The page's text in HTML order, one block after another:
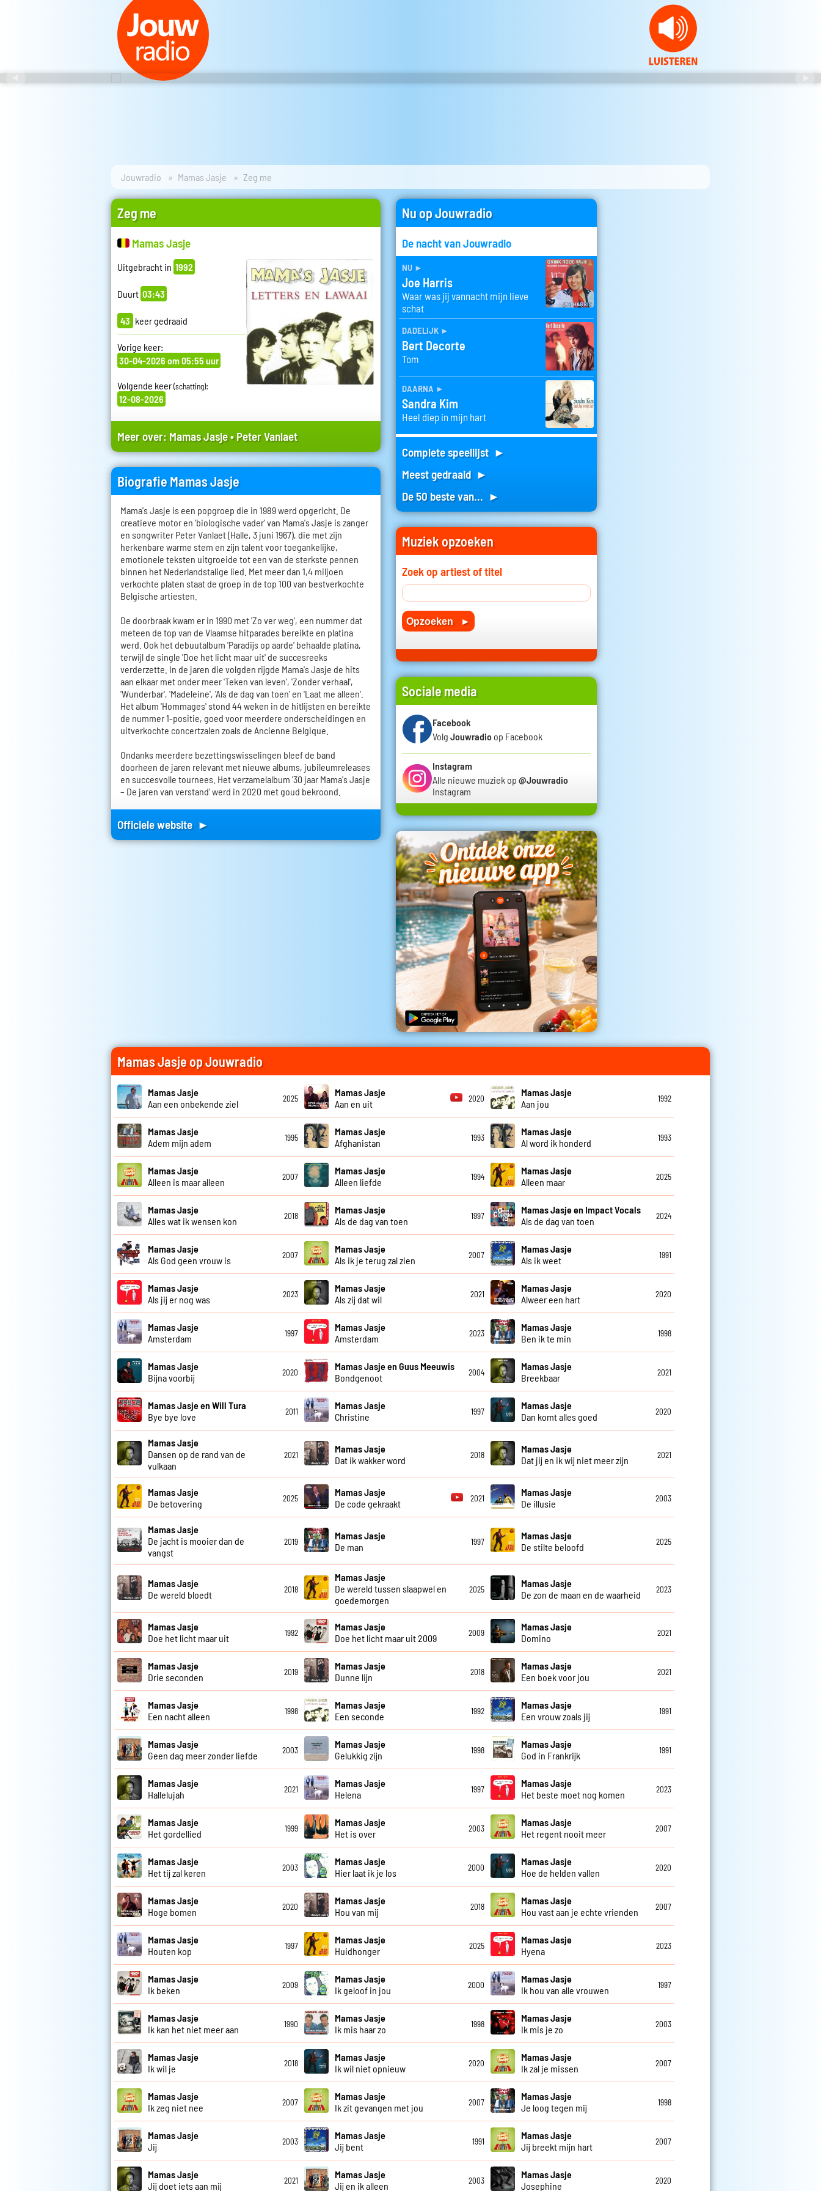
Jouwradio Mamas Jasje Zeg me
Zeg me
Mamas Jasje
Uitgebracht in 1992
Duurt 03:43
43 keer gedraaid
Vorige keer:
30-04-2026 om 05:55 uur
Volgende keer(schatting):
12-08-2026
Meer over: Mamas Jasje•Peter Vanlaet
Biografie Mamas Jasje
Mama's Jasje is een popgroep die in 1989 werd opgericht. De
creatieve motor en 'biologische vader' van Mama's Jasje is zanger
en songwriter Peter Vanlaet (Halle, 3 juni 1967), die met zijn
herkenbare warme stem en zijn talent voor toegankelijke,
emotionele teksten uitgroeide tot een van de sterkste pennen
binnen het Nederlandstalige lied. Met meer dan 1,4 miljoen
verkochte platen staat de groep in de top 100 van bestverkochte
Belgische artiesten.
De doorbraak kwam er in 1990 met 'Zo ver weg', een nummer dat
meteen de top van de Vlaamse hitparades bereikte en platina
werd. Ook het debuutalbum 'Paradijs op aarde' behaalde platina,
terwijl de single 'Doe het licht maar uit' de succesreeks
verderzette. In de jaren die volgden rijgde Mama's Jasje de hits
aan elkaar met onder meer 'Teken van leven', 'Zonder verhaal',
'Wunderbar', 'Madeleine', 'Als de dag van toen' en 'Laat me alleen'.
Het album 'Hommages' stond 44 weken in de hitlijsten en bereikte
de nummer 1-positie, goed voor meerdere onderscheidingen en
uitverkochte concertzalen zoals de Ancienne Belgique.
Ondanks meerdere bezettingswisselingen bleef de band
doorheen de jaren relevant met nieuwe albums, jubileumreleases
en succesvolle tournees. Het verzamelalbum '30 jaar Mama's Jasje
– De jaren van verstand' werd in 2020 met goud bekroond.
Officiele website ►
Nu op Jouwradio
De nacht van Jouwradio
nu ►
Joe Harris
Waar was jij vannacht mijn lieve
schat
dadelijk ►
Bert Decorte
Tom
daarna ►
Sandra Kim
Heel diep in mijn hart
Complete speellijst ►
Meest gedraaid ►
De 50 beste van... ►
Muziek opzoeken
Zoek op artiest of titel
Sociale media
Facebook
Volg Jouwradio op Facebook
Instagram
Alle nieuwe muziek op @Jouwradio
Instagram
Mamas Jasje op Jouwradio
Mamas Jasje
Aan een onbekende ziel
2025
Mamas Jasje
Aan en uit
2020
Mamas Jasje
Aan jou
1992
Mamas Jasje
Adem mijn adem
1995
Mamas Jasje
Afghanistan
1993
Mamas Jasje
Al word ik honderd
1993
Mamas Jasje
Alleen is maar alleen
2007
Mamas Jasje
Alleen liefde
1994
Mamas Jasje
Alleen maar
2025
Mamas Jasje
Alles wat ik wensen kon
2018
Mamas Jasje
Als de dag van toen
1997
Mamas Jasje en Impact Vocals
Als de dag van toen
2024
Mamas Jasje
Als God geen vrouw is
2007
Mamas Jasje
Als ik je terug zal zien
2007
Mamas Jasje
Als ik weet
1991
Mamas Jasje
Als jij er nog was
2023
Mamas Jasje
Als zij dat wil
2021
Mamas Jasje
Alweer een hart
2020
Mamas Jasje
Amsterdam
1997
Mamas Jasje
Amsterdam
2023
Mamas Jasje
Ben ik te min
1998
Mamas Jasje
Bijna voorbij
2020
Mamas Jasje en Guus Meeuwis
Bondgenoot
2004
Mamas Jasje
Breekbaar
2021
Mamas Jasje en Will Tura
Bye bye love
2011
Mamas Jasje
Christine
1997
Mamas Jasje
Dan komt alles goed
2020
Mamas Jasje
Dansen op de rand van de
vulkaan
2021
Mamas Jasje
Dat ik wakker word
2018
Mamas Jasje
Dat jij en ik wij niet meer zijn
2021
Mamas Jasje
De betovering
2025
Mamas Jasje
De code gekraakt
2021
Mamas Jasje
De illusie
2003
Mamas Jasje
De jacht is mooier dan de
vangst
2019
Mamas Jasje
De man
1997
Mamas Jasje
De stilte beloofd
2025
Mamas Jasje
De wereld bloedt
2018
Mamas Jasje
De wereld tussen slaapwel en
goedemorgen
2025
Mamas Jasje
De zon de maan en de waarheid
2023
Mamas Jasje
Doe het licht maar uit
1992
Mamas Jasje
Doe het licht maar uit 2009
2009
Mamas Jasje
Domino
2021
Mamas Jasje
Drie seconden
2019
Mamas Jasje
Dunne lijn
2018
Mamas Jasje
Een boek voor jou
2021
Mamas Jasje
Een nacht alleen
1998
Mamas Jasje
Een seconde
1992
Mamas Jasje
Een vrouw zoals jij
1991
Mamas Jasje
Geen dag meer zonder liefde
2003
Mamas Jasje
Gelukkig zijn
1998
Mamas Jasje
God in Frankrijk
1991
Mamas Jasje
Hallelujah
2021
Mamas Jasje
Helena
1997
Mamas Jasje
Het beste moet nog komen
2023
Mamas Jasje
Het gordellied
1999
Mamas Jasje
Het is over
2003
Mamas Jasje
Het regent nooit meer
2007
Mamas Jasje
Het tij zal keren
2003
Mamas Jasje
Hier laat ik je los
2000
Mamas Jasje
Hoe de helden vallen
2020
Mamas Jasje
Hoge bomen
2020
Mamas Jasje
Hou van mij
2018
Mamas Jasje
Hou vast aan je echte vrienden
2007
Mamas Jasje
Houten kop
1997
Mamas Jasje
Huidhonger
2025
Mamas Jasje
Hyena
2023
Mamas Jasje
Ik beken
2009
Mamas Jasje
Ik geloof in jou
2000
Mamas Jasje
Ik hou van alle vrouwen
1997
Mamas Jasje
Ik kan het niet meer aan
1990
Mamas Jasje
Ik mis haar zo
1998
Mamas Jasje
Ik mis je zo
2003
Mamas Jasje
Ik wil je
2018
Mamas Jasje
Ik wil niet opnieuw
2020
Mamas Jasje
Ik zal je missen
2007
Mamas Jasje
Ik zeg niet nee
2007
Mamas Jasje
Ik zit gevangen met jou
2007
Mamas Jasje
Je loog tegen mij
1998
Mamas Jasje
Jij
2003
Mamas Jasje
Jij bent
1991
Mamas Jasje
Jij breekt mijn hart
2007
Mamas Jasje
Jij doet iets aan mij
2021
Mamas Jasje
Jij en ik alleen
2003
Mamas Jasje
Josephine
2020